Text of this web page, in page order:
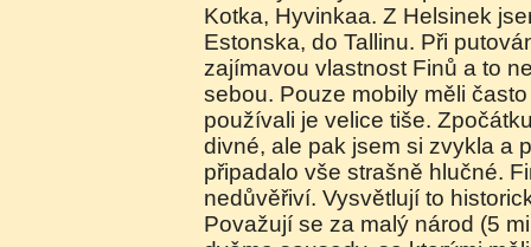
Kotka, Hyvinkaa. Z Helsinek
Estonska, do Tallinu. Při
zajímavou vlastnost Finů a to
sebou. Pouze mobily měli
používali je velice tiše.
divné, ale pak jsem si zvykla a
připadalo vše strašně hlučné.
nedůvěřiví. Vysvětlují to
Považují se za malý národ (5